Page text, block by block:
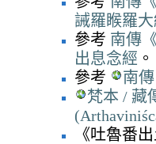
誡羅睺羅
參考 南傳
出息念經 。
參考
南
梵本 / 藏
《吐魯番